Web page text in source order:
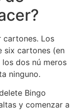
cartones. Los
six cartones (en
los dos nú meros
ninguno.
Bingo
y comenzar a